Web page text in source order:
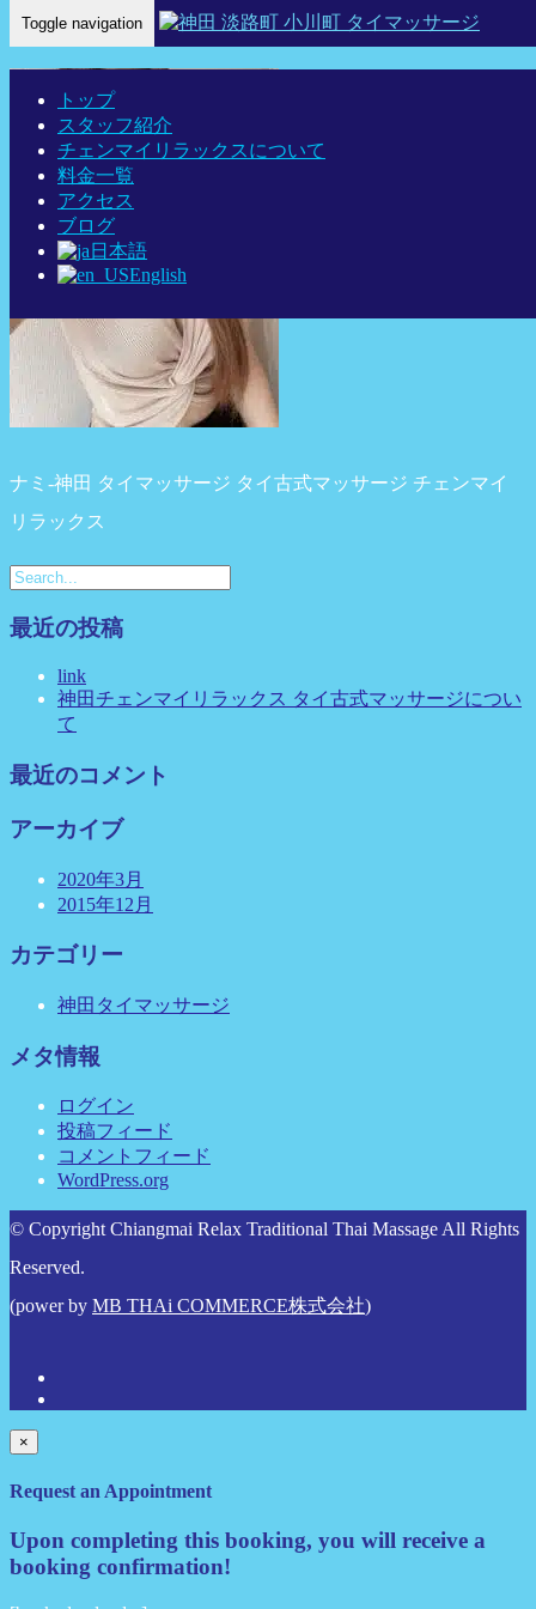
Toggle navigation
トップ
スタッフ紹介
チェンマイリラックスについて
料金一覧
アクセス
ブログ
日本語
English
Home- ナミ-…
ナミ-神田 タイマッサージ タイ古式マッサージ チェンマイ
リラックス
最近の投稿
link
神田チェンマイリラックス タイ古式マッサージについ
て
最近のコメント
アーカイブ
2020年3月
2015年12月
カテゴリー
神田タイマッサージ
メタ情報
ログイン
投稿フィード
コメントフィード
WordPress.org
© Copyright Chiangmai Relax Traditional Thai Massage All Rights
Reserved.
(power by MB THAi COMMERCE株式会社)
×
Request an Appointment
Upon completing this booking, you will receive a
booking confirmation!